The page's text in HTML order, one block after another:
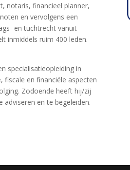
notaris, financieel planner,
en vervolgens een
en tuchtrecht vanuit
inmiddels ruim 400 leden.
specialisatieopleiding in
fiscale en financiële aspecten
Zodoende heeft hij/zij
en te begeleiden.